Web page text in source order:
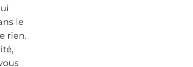
le
rien.